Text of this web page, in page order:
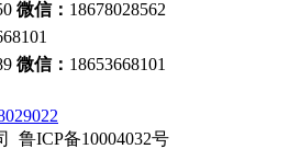
微信： 18678028562
微信： 18653668101
鲁ICP备10004032号